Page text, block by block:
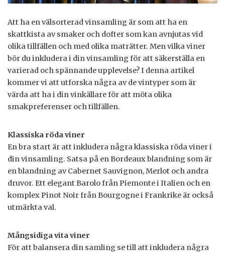
Att ha en välsorterad vinsamling är som att ha en
skattkista av smaker och dofter som kan avnjutas vid
olika tillfällen och med olika maträtter. Men vilka viner
bör du inkludera i din vinsamling för att säkerställa en
varierad och spännande upplevelse? I denna artikel
kommer vi att utforska några av de vintyper som är
värda att ha i din vinkällare för att möta olika
smakpreferenser och tillfällen.
Klassiska röda viner
En bra start är att inkludera några klassiska röda viner i
din vinsamling. Satsa på en Bordeaux blandning som är
en blandning av Cabernet Sauvignon, Merlot och andra
druvor. Ett elegant Barolo från Piemonte i Italien och en
komplex Pinot Noir från Bourgogne i Frankrike är också
utmärkta val.
Mångsidiga vita viner
För att balansera din samling se till att inkludera några